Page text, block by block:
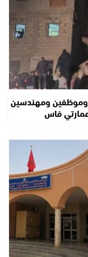
وموظفين ومهندسين
فاس